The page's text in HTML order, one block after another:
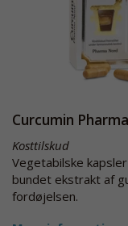
Curcumin
Kosttilskud
Vegetabilske
bundet ekstrakt af
fordøjelsen.